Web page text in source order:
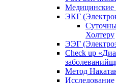
Медицинские
ЭКГ
Холтеру
ЭЭГ
Check up
Метод